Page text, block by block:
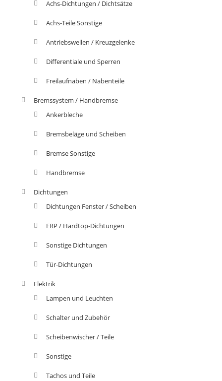
Achs-Dichtungen / Dichtsätze
Achs-Teile Sonstige
Antriebswellen / Kreuzgelenke
Differentiale und Sperren
Freilaufnaben / Nabenteile
Bremssystem / Handbremse
Ankerbleche
Bremsbeläge und Scheiben
Bremse Sonstige
Handbremse
Dichtungen
Dichtungen Fenster / Scheiben
FRP / Hardtop-Dichtungen
Sonstige Dichtungen
Tür-Dichtungen
Elektrik
Lampen und Leuchten
Schalter und Zubehör
Scheibenwischer / Teile
Sonstige
Tachos und Teile